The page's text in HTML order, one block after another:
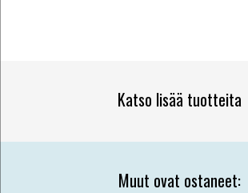
Katso lisää tuotteita
Muut ovat ostaneet: